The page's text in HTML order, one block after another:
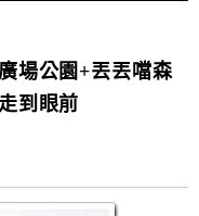
場公園+丟丟噹森
到眼前